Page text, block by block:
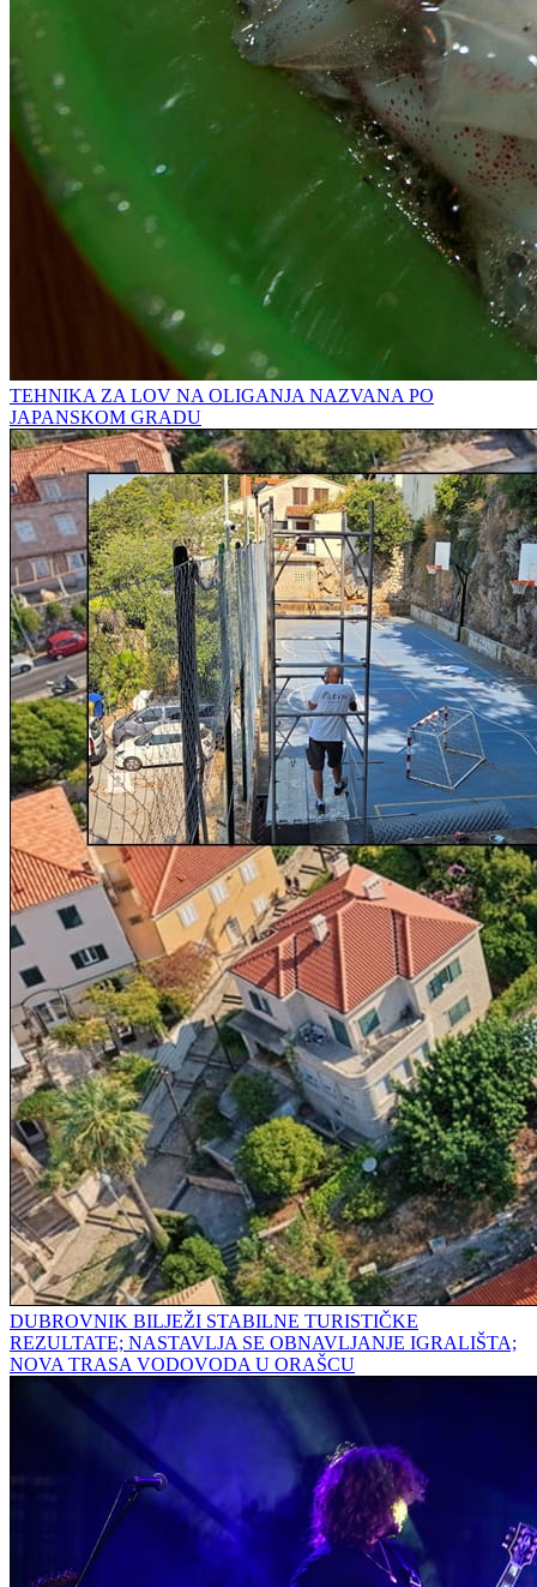
TEHNIKA ZA LOV NA OLIGANJA NAZVANA PO
JAPANSKOM GRADU
DUBROVNIK BILJEŽI STABILNE TURISTIČKE
REZULTATE; NASTAVLJA SE OBNAVLJANJE IGRALIŠTA;
NOVA TRASA VODOVODA U ORAŠCU